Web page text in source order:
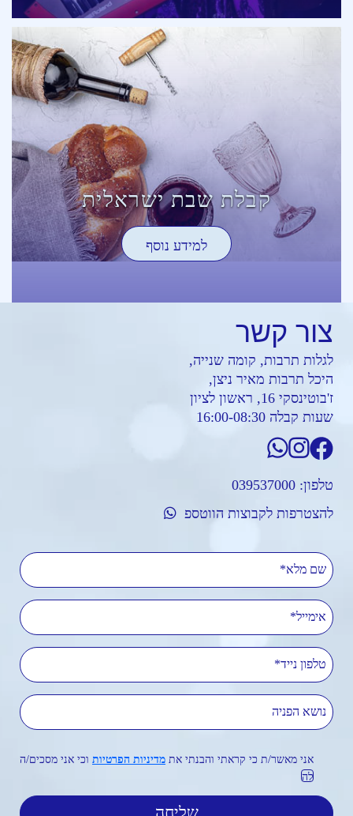
קבלת שבת ישראלית
למידע נוסף
צור קשר
לגלות תרבות, קומה שנייה,
היכל תרבות מאיר ניצן,
ז'בוטינסקי 16, ראשון לציון
שעות קבלה 16:00-08:30
טלפון: 039537000
להצטרפות לקבוצות הווטספ
שם מלא
אימייל
טלפון נייד
נושא הפניה
אני מאשר/ת כי קראתי והבנתי את מדיניות הפרטיות וכי אני מסכים/ה
לה